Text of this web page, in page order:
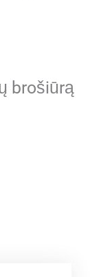
brošiūrą